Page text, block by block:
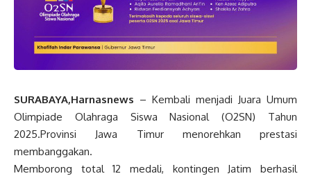
SURABAYA,Harnasnews – Kembali menjadi Juara Umum
Olimpiade Olahraga Siswa Nasional (O2SN) Tahun
2025.Provinsi Jawa Timur menorehkan prestasi
membanggakan.
Memborong total 12 medali, kontingen Jatim berhasil